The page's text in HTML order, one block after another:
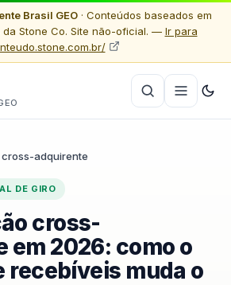
Brasil GEO· Conteúdos baseados em
da Stone Co. Site não-oficial. — Ir para
adquirente
DE GIRO
cross-
em 2026: como o
recebíveis muda o